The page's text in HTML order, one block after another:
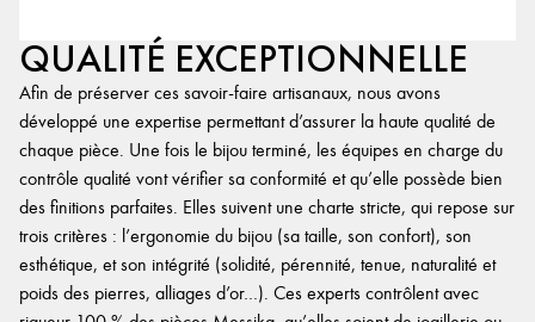
QUALITÉ EXCEPTIONNELLE
Afin de préserver ces savoir-faire artisanaux, nous avons
développé une expertise permettant d’assurer la haute qualité de
chaque pièce. Une fois le bijou terminé, les équipes en charge du
contrôle qualité vont vérifier sa conformité et qu’elle possède bien
des finitions parfaites. Elles suivent une charte stricte, qui repose sur
trois critères : l’ergonomie du bijou (sa taille, son confort), son
esthétique, et son intégrité (solidité, pérennité, tenue, naturalité et
poids des pierres, alliages d’or…). Ces experts contrôlent avec